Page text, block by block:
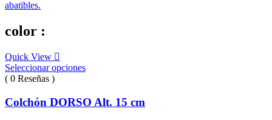
color :
Quick View
Seleccionar opciones
( 0 Reseñas )
Colchón DORSO Alt. 15 cm